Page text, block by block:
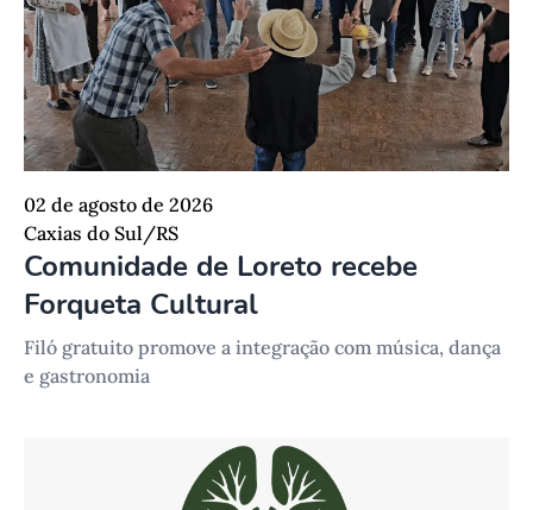
02 de agosto de 2026
Caxias do Sul/RS
Comunidade de Loreto recebe
Forqueta Cultural
Filó gratuito promove a integração com música, dança
e gastronomia